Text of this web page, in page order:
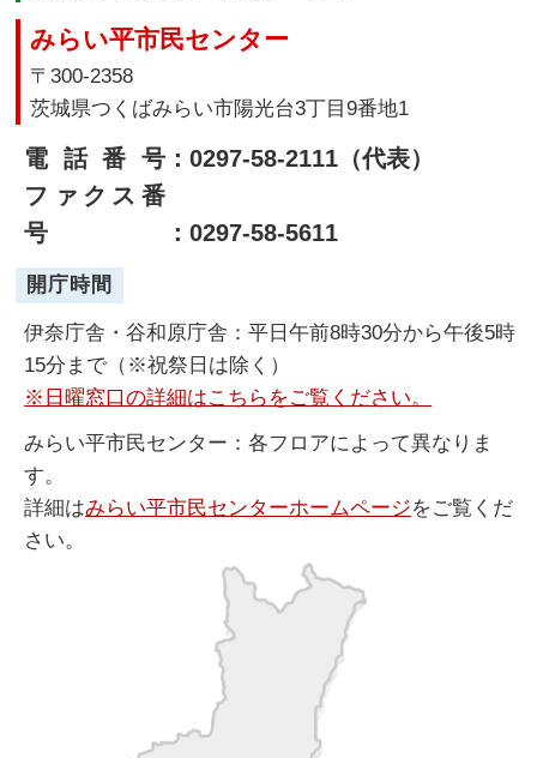
みらい平市民センター
〒300-2358
茨城県つくばみらい市陽光台3丁目9番地1
電話番号：0297-58-2111（代表）
ファクス番
号
：0297-58-5611
開庁時間
伊奈庁舎・谷和原庁舎：平日午前8時30分から午後5時
15分まで（※祝祭日は除く）
※日曜窓口の詳細はこちらをご覧ください。
みらい平市民センター：各フロアによって異なりま
す。
詳細はみらい平市民センターホームページをご覧くだ
さい。